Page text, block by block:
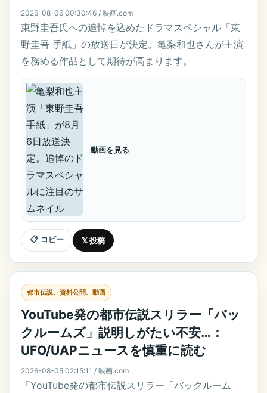
2026-08-06 00:30:46 / 映画.com
東野圭吾氏への追悼を込めたドラマスペシャル「東
野圭吾 手紙」の放送日が決定。亀梨和也さんが主演
を務める作品として期待が高まります。
動画を見る
📋 コピー 𝕏 投稿
都市伝説、資料公開、動画
YouTube発の都市伝説スリラー「バッ
クルームズ」説明しがたい不安…：
UFO/UAPニュースを慎重に読む
2026-08-05 02:15:11 / 映画.com
「YouTube発の都市伝説スリラー「バックルーム